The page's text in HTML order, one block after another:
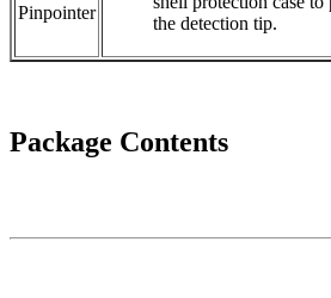
the detection tip.
Package Contents